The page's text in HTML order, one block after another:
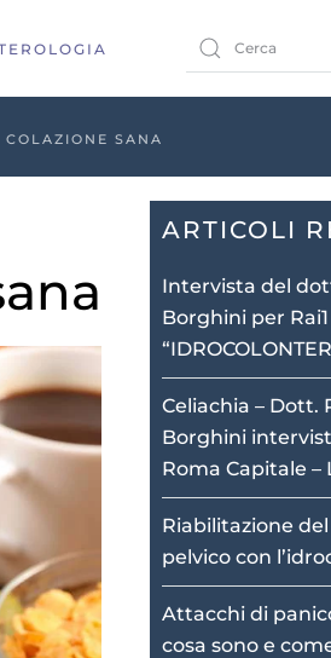
SANA
ARTICOLI
Intervista del
Borghini per
Celiachia – Dott.
Borghini
Roma Capitale –
Riabilitazione
pelvico con
Attacchi di
cosa sono e